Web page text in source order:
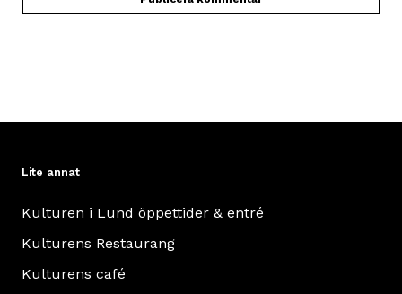
Lite annat
Kulturen i Lund öppettider & entré
Kulturens Restaurang
Kulturens café